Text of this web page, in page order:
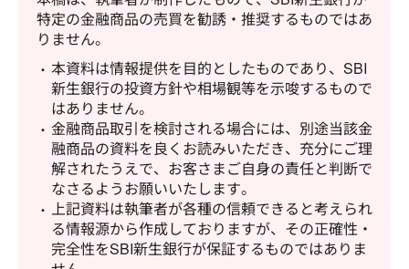
特定の金融商品の売買を勧誘・推奨するものではあ
りません。
本資料は情報提供を目的としたものであり、SBI
新生銀行の投資方針や相場観等を示唆するもので
はありません。
金融商品取引を検討される場合には、別途当該金
融商品の資料を良くお読みいただき、充分にご理
解されたうえで、お客さまご自身の責任と判断で
なさるようお願いいたします。
上記資料は執筆者が各種の信頼できると考えられ
る情報源から作成しておりますが、その正確性・
完全性をSBI新生銀行が保証するものではありま